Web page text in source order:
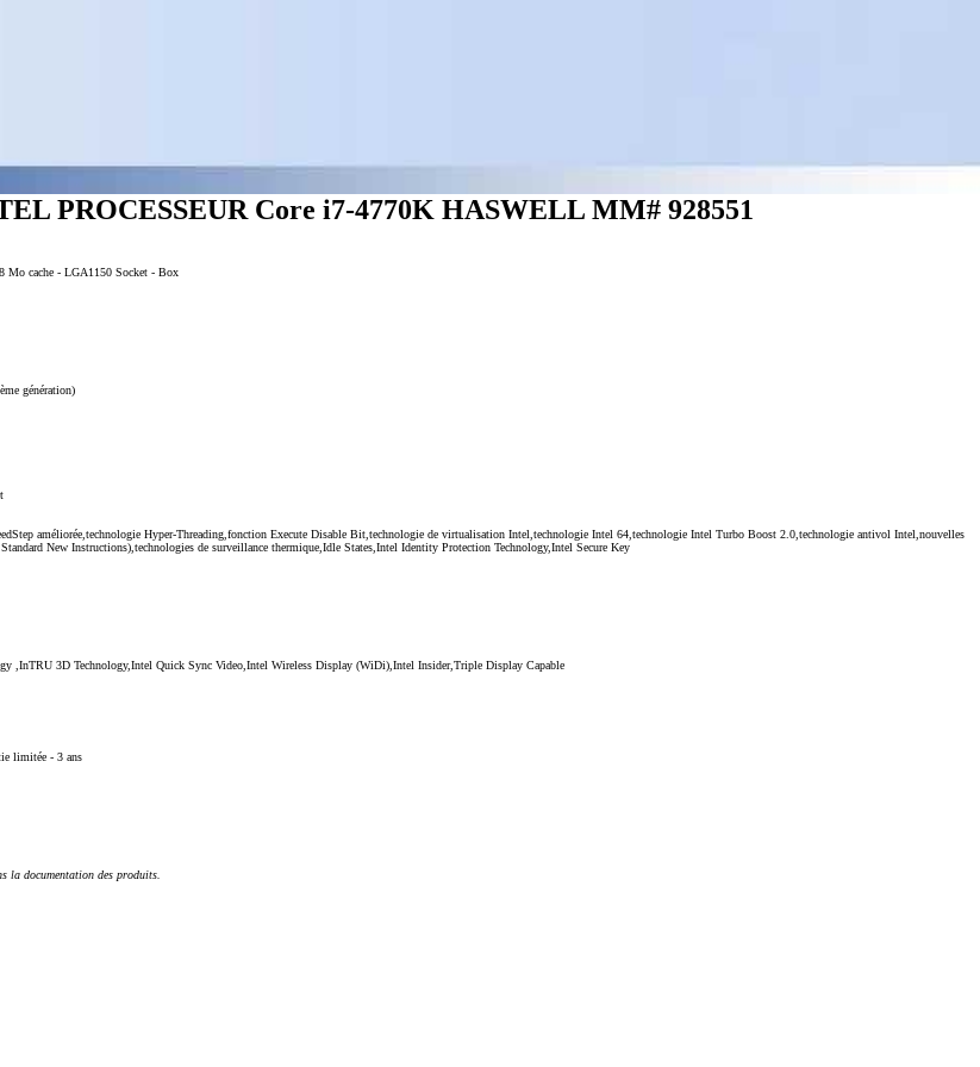
PROCESSEUR Core i7-4770K HASWELL MM# 928551
Mo cache - LGA1150 Socket - Box
génération)
améliorée,technologie Hyper-Threading,fonction Execute Disable Bit,technologie de virtualisation Intel,technologie Intel 64,technologie Intel Turbo Boost 2.0,technologie antivol Intel,nouvelles
New Instructions),technologies de surveillance thermique,Idle States,Intel Identity Protection Technology,Intel Secure Key
,InTRU 3D Technology,Intel Quick Sync Video,Intel Wireless Display (WiDi),Intel Insider,Triple Display Capable
limitée - 3 ans
la documentation des produits.